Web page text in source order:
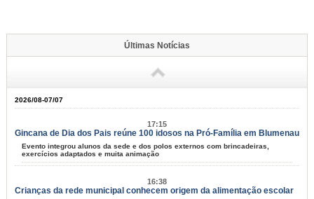
Últimas Notícias
2026/08-07/07
17:15
Gincana de Dia dos Pais reúne 100 idosos na Pró-Família em Blumenau
Evento integrou alunos da sede e dos polos externos com brincadeiras,
exercícios adaptados e muita animação
16:38
Crianças da rede municipal conhecem origem da alimentação escolar